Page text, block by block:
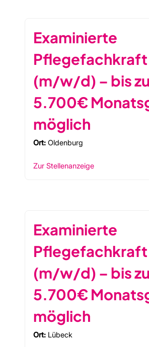
Examinierte
Pflegefachkraft
(m/w/d) – bis zu
5.700€
möglich
Ort: Oldenburg
Zur Stellenanzeige
Examinierte
Pflegefachkraft
(m/w/d) – bis zu
5.700€
möglich
Ort: Lübeck